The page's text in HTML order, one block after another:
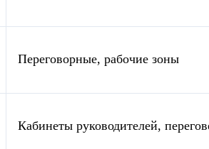
Переговорные, рабочие зоны
Кабинеты руководителей,